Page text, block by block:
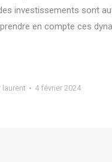
investissements sont
en compte ces
laurent 4 février 2024